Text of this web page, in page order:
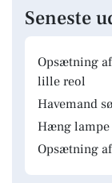
Seneste
Opsætning
lille reol
Havemand
Hæng lampe
Opsætning